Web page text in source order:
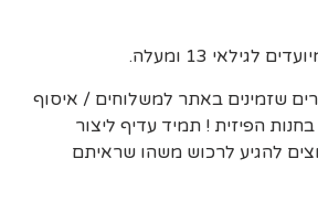
לגילאי 13 ומעלה.
שזמינים באתר למשלוחים / איסוף
בחנות הפיזית ! תמיד עדיף ליצור
להגיע לרכוש משהו שראיתם